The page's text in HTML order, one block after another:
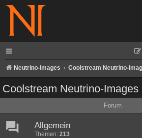
Neutrino-Images Coolstream Neutrino-
Coolstream Neutrino-Images
Forum
Allgemein
Themen: 213